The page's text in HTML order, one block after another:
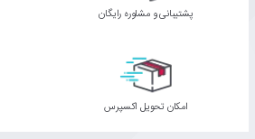
پشتیبانی و مشاوره رایگان
اﻣﮑﺎن ﺗﺤﻮﯾﻞ اﮐﺴﭙﺮس